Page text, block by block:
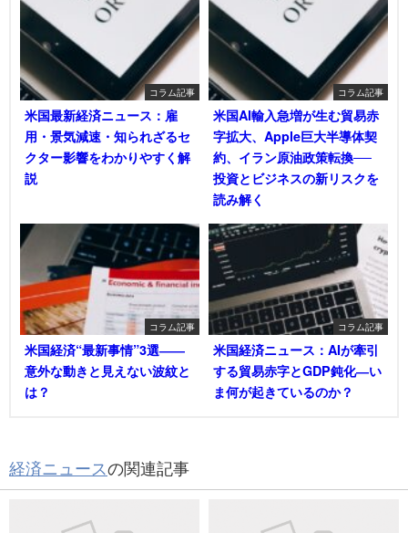
コラム記事
米国最新経済ニュース：雇
用・景気減速・知られざるセ
クター影響をわかりやすく解
説
コラム記事
米国AI輸入急増が生む貿易赤
字拡大、Apple巨大半導体契
約、イラン原油政策転換──
投資とビジネスの新リスクを
読み解く
コラム記事
米国経済“最新事情”3選――
意外な動きと見えない波紋と
は？
コラム記事
米国経済ニュース：AIが牽引
する貿易赤字とGDP鈍化―い
ま何が起きているのか？
経済ニュースの関連記事